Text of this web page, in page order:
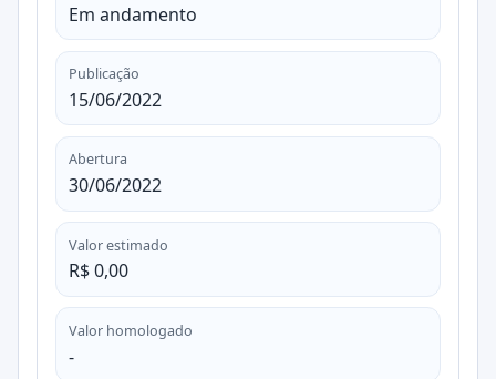
Em andamento
Publicação
15/06/2022
Abertura
30/06/2022
Valor estimado
R$ 0,00
Valor homologado
-